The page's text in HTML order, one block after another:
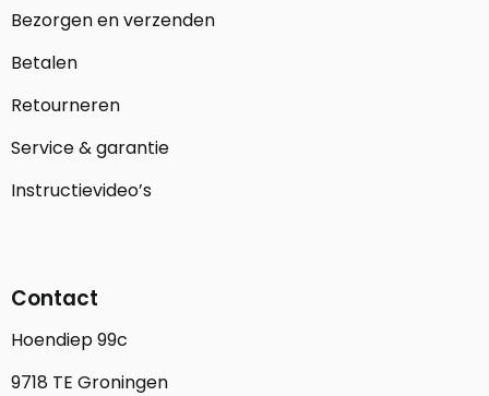
Bezorgen en verzenden
Betalen
Retourneren
Service & garantie
Instructievideo’s
Contact
Hoendiep 99c
9718 TE Groningen